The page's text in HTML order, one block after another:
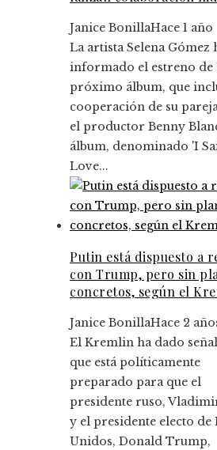
Janice BonillaHace 1 año
La artista Selena Gómez
informado el estreno de
próximo álbum, que
cooperación de su
el productor Benny
álbum, denominado 'I
Love...
Putin está dispuesto a
con Trump, pero sin
concretos, según el
Janice BonillaHace 2
El Kremlin ha dado
que está políticamente
preparado para que el
presidente ruso,
y el presidente electo de
Unidos, Donald Trump,